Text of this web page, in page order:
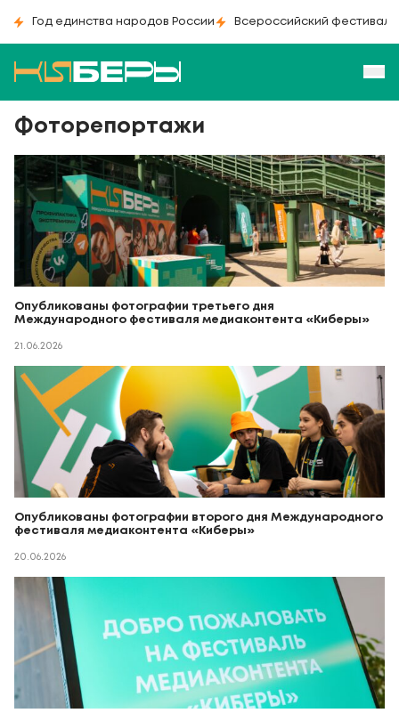
Год единства народов России Всероссийский фестиваль
Фоторепортажи
Опубликованы фотографии третьего дня
Международного фестиваля медиаконтента «Киберы»
21.06.2026
Опубликованы фотографии второго дня Международного
фестиваля медиаконтента «Киберы»
20.06.2026